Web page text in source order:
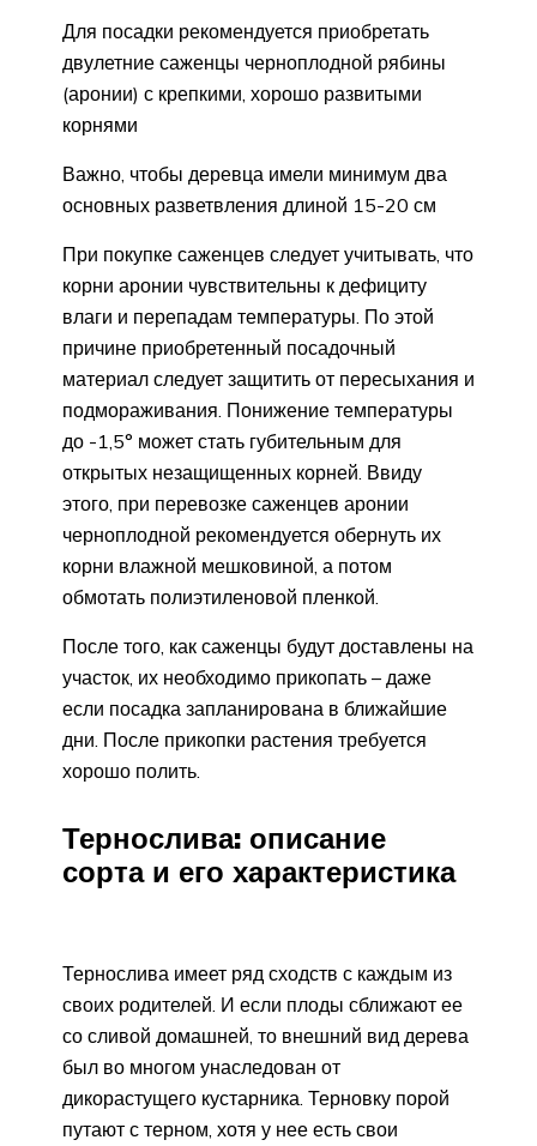
Для посадки рекомендуется приобретать
двулетние саженцы черноплодной рябины
(аронии) с крепкими, хорошо развитыми
корнями
Важно, чтобы деревца имели минимум два
основных разветвления длиной 15-20 см
При покупке саженцев следует учитывать, что
корни аронии чувствительны к дефициту
влаги и перепадам температуры. По этой
причине приобретенный посадочный
материал следует защитить от пересыхания и
подмораживания. Понижение температуры
до -1,5° может стать губительным для
открытых незащищенных корней. Ввиду
этого, при перевозке саженцев аронии
черноплодной рекомендуется обернуть их
корни влажной мешковиной, а потом
обмотать полиэтиленовой пленкой.
После того, как саженцы будут доставлены на
участок, их необходимо прикопать – даже
если посадка запланирована в ближайшие
дни. После прикопки растения требуется
хорошо полить.
Тернослива: описание
сорта и его характеристика
Тернослива имеет ряд сходств с каждым из
своих родителей. И если плоды сближают ее
со сливой домашней, то внешний вид дерева
был во многом унаследован от
дикорастущего кустарника. Терновку порой
путают с терном, хотя у нее есть свои